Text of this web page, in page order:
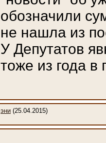
обозначили
не нашла из
У Депутатов
тоже из года в
эни (25.04.2015)